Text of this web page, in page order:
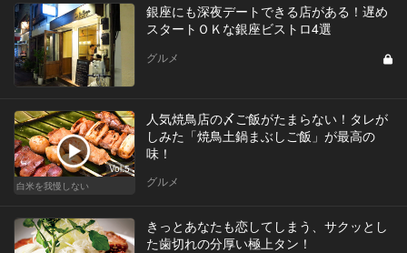
銀座にも深夜デートできる店がある！遅め
スタートＯＫな銀座ビストロ4選
グルメ
Vol.5
白米を我慢しない
人気焼鳥店の〆ご飯がたまらない！タレが
しみた「焼鳥土鍋まぶしご飯」が最高の
味！
グルメ
きっとあなたも恋してしまう、サクッとし
た歯切れの分厚い極上タン！